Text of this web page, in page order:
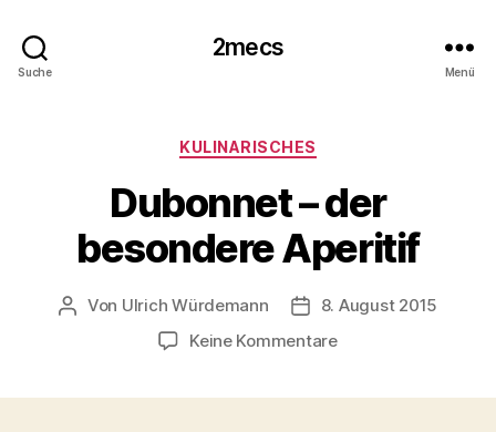
Suche
2mecs
Menü
Kategorien
KULINARISCHES
Dubonnet – der
besondere Aperitif
Beitragsautor
Von Ulrich Würdemann Beitragsdatum
8. August 2015
Keine Kommentarezu